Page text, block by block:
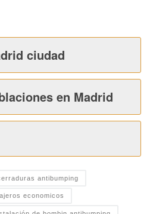
ciudad
en Madrid
antibumping
economicos